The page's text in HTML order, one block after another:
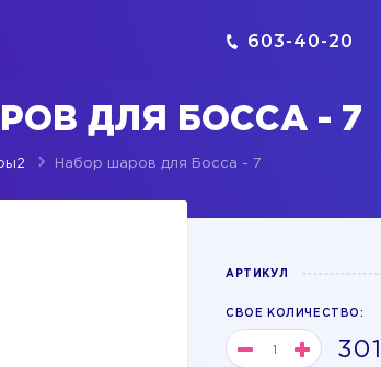
603-40-20
ДЛЯ БОССА - 7
Набор шаров для Босса - 7
АРТИКУЛ
СВОЕ КОЛИЧЕСТВО: